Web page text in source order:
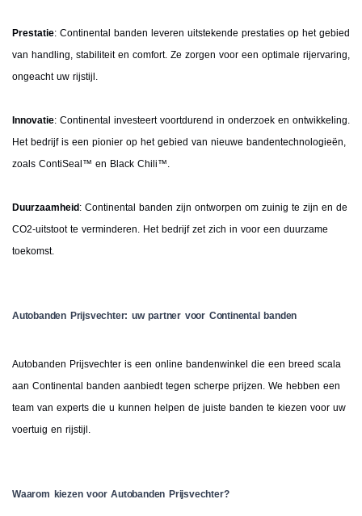
Prestatie: Continental banden leveren uitstekende prestaties op het gebied
van handling, stabiliteit en comfort. Ze zorgen voor een optimale rijervaring,
ongeacht uw rijstijl.
Innovatie: Continental investeert voortdurend in onderzoek en ontwikkeling.
Het bedrijf is een pionier op het gebied van nieuwe bandentechnologieën,
zoals ContiSeal™ en Black Chili™.
Duurzaamheid : Continental banden zijn ontworpen om zuinig te zijn en de
CO2-uitstoot te verminderen. Het bedrijf zet zich in voor een duurzame
toekomst.
Autobanden Prijsvechter: uw partner voor Continental banden
Autobanden Prijsvechter is een online bandenwinkel die een breed scala
aan Continental banden aanbiedt tegen scherpe prijzen. We hebben een
team van experts die u kunnen helpen de juiste banden te kiezen voor uw
voertuig en rijstijl.
Waarom kiezen voor Autobanden Prijsvechter?